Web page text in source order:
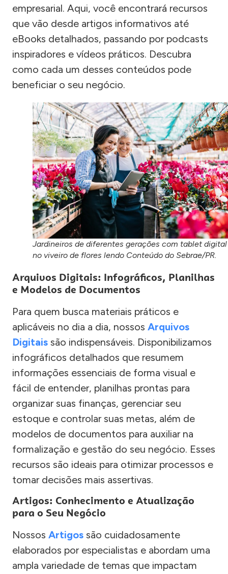
empresarial. Aqui, você encontrará recursos
que vão desde artigos informativos até
eBooks detalhados, passando por podcasts
inspiradores e vídeos práticos. Descubra
como cada um desses conteúdos pode
beneficiar o seu negócio.
Jardineiros de diferentes gerações com tablet digital
no viveiro de flores lendo Conteúdo do Sebrae/PR.
Arquivos Digitais: Infográficos, Planilhas
e Modelos de Documentos
Para quem busca materiais práticos e
aplicáveis no dia a dia, nossos Arquivos
Digitais são indispensáveis. Disponibilizamos
infográficos detalhados que resumem
informações essenciais de forma visual e
fácil de entender, planilhas prontas para
organizar suas finanças, gerenciar seu
estoque e controlar suas metas, além de
modelos de documentos para auxiliar na
formalização e gestão do seu negócio. Esses
recursos são ideais para otimizar processos e
tomar decisões mais assertivas.
Artigos: Conhecimento e Atualização
para o Seu Negócio
Nossos Artigos são cuidadosamente
elaborados por especialistas e abordam uma
ampla variedade de temas que impactam